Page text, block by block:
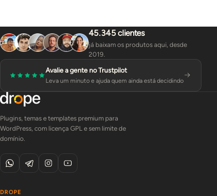
45.345 clientes
já baixam os produtos aqui, desde
2019.
Avalie a gente no Trustpilot
Leva um minuto e ajuda quem ainda está decidindo
Plugins, temas e templates premium para
WordPress, com licença GPL e sem limite de
domínio.
DROPE